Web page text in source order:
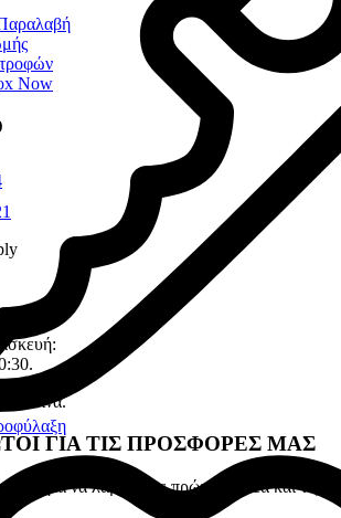
Now
ΓΙΑ ΤΙΣ ΠΡΟΣΦΟΡΕΣ ΜΑΣ
για να λαμβάνετε πρώτοι τα νέα και τις